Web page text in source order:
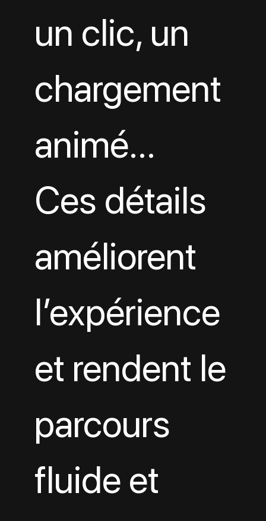
un clic, un
chargement
animé…
Ces détails
améliorent
l’expérience
et rendent le
parcours
fluide et